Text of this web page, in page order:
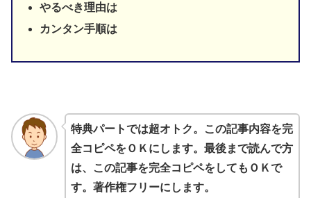
やるべき理由は
カンタン手順は
特典パートでは超オトク。この記事内容を完
全コピペをＯＫにします。最後まで読んで方
は、この記事を完全コピペをしてもＯＫで
す。著作権フリーにします。